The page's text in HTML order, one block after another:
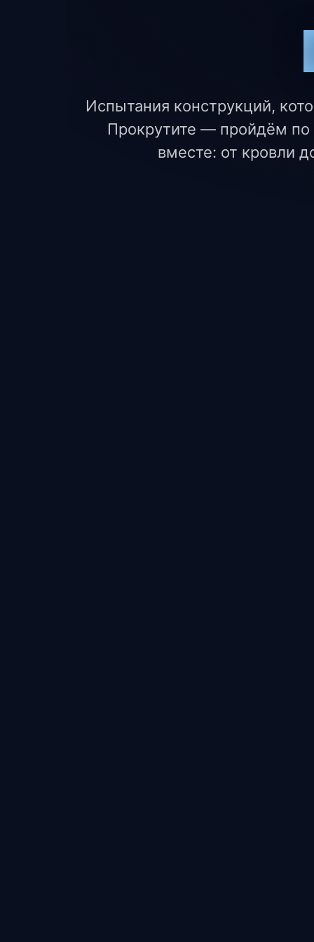
Испытания конструкций,
Прокрутите — пройдём по
вместе: от кровли